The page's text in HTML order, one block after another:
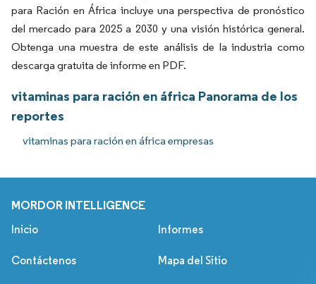
para Ración en África incluye una perspectiva de pronóstico
del mercado para 2025 a 2030 y una visión histórica general.
Obtenga una muestra de este análisis de la industria como
descarga gratuita de informe en PDF.
vitaminas para ración en áfrica Panorama de los
reportes
vitaminas para ración en áfrica empresas
MORDOR INTELLIGENCE
Inicio Informes
Contáctenos Mapa del Sitio